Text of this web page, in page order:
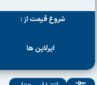
شروع قیمت از :
ایرلاین ها